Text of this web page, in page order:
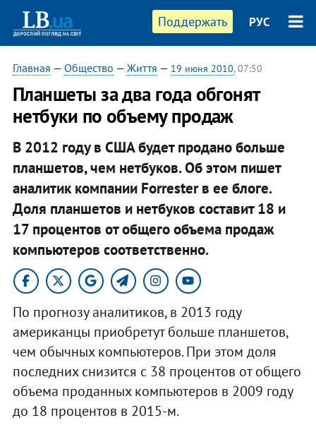
Поддержать РУС
Главная — Общество — Життя — 19 июня 2010, 07:50
Планшеты за два года обгонят
нетбуки по объему продаж
В 2012 году в США будет продано больше
планшетов, чем нетбуков. Об этом пишет
аналитик компании Forrester в ее блоге.
Доля планшетов и нетбуков составит 18 и
17 процентов от общего объема продаж
компьютеров соответственно.
По прогнозу аналитиков, в 2013 году
американцы приобретут больше планшетов,
чем обычных компьютеров. При этом доля
последних снизится с 38 процентов от общего
объема проданных компьютеров в 2009 году
до 18 процентов в 2015-м.